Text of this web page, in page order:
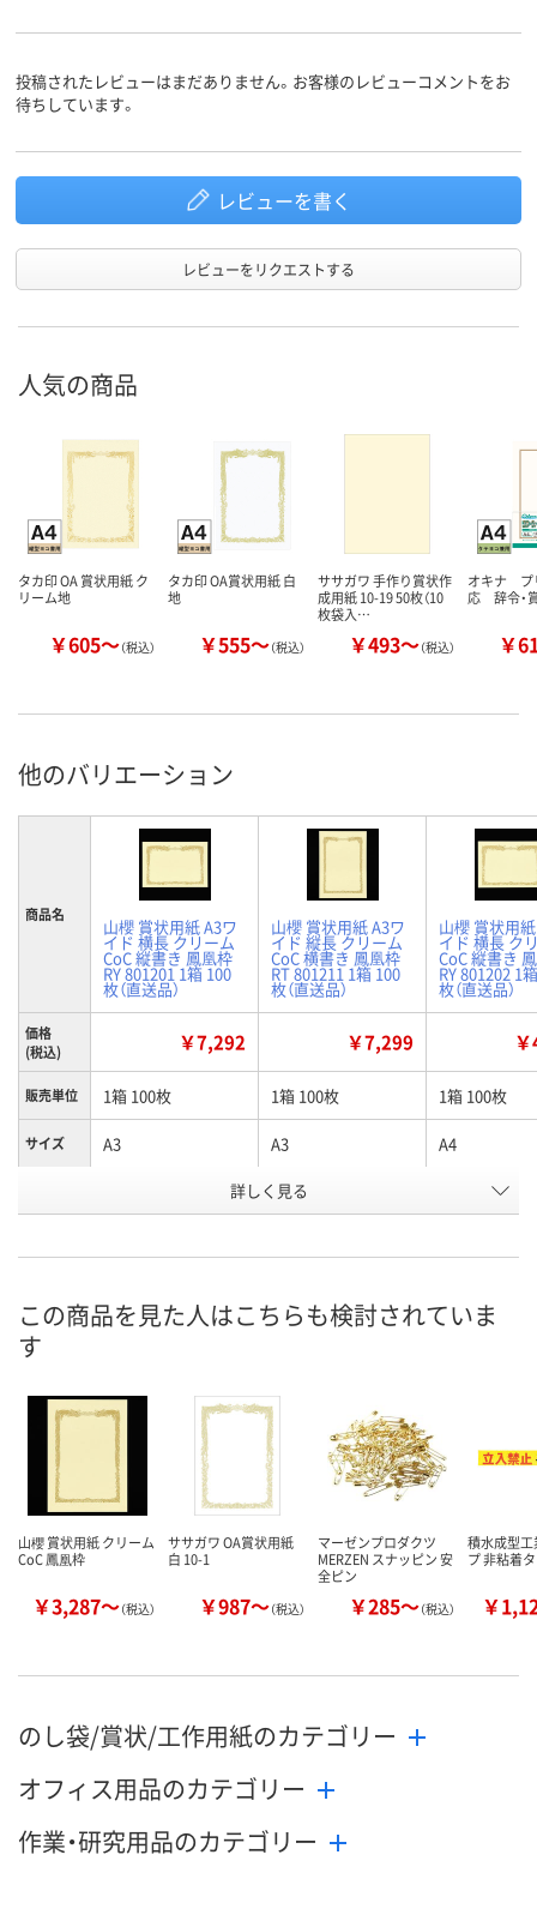
投稿されたレビューはまだありません。お客様のレビューコメントをお
待ちしています。
レビューを書く
レビューをリクエストする
人気の商品
タカ印 OA 賞状用紙 ク
リーム地
￥605～（税込）
タカ印 OA賞状用紙 白
地
￥555～（税込）
ササガワ 手作り賞状作
成用紙 10-19 50枚（10
枚袋入…
￥493～（税込）
オキナ プ
応 辞令・
￥
他のバリエーション
商品名
山櫻 賞状用紙 A3ワ
イド 横長 クリーム
CoC 縦書き 鳳凰枠
RY 801201 1箱 100
枚（直送品）
山櫻 賞状用紙 A3ワ
イド 縦長 クリーム
CoC 横書き 鳳凰枠
RT 801211 1箱 100
枚（直送品）
山櫻 賞状用
イド 横長 ク
CoC 縦書き
RY 801202 1
枚（直送品）
価格
(税込)
￥7,292 ￥7,299
販売単位 1箱 100枚 1箱 100枚 1箱 100枚
サイズ A3 A3 A4
縦長
HU05664 HU06298 HU05663
在庫 直送品 直送品 直送品
お届け日
数量
カゴへ
数量
カゴへ カ
詳しく見る
この商品を見た人はこちらも検討されていま
す
山櫻 賞状用紙 クリーム
CoC 鳳凰枠
￥3,287～（税込）
ササガワ OA賞状用紙
白 10-1
￥987～（税込）
マーゼンプロダクツ
MERZEN スナッピン 安
全ピン
￥285～（税込）
積水成型
プ 非粘着
￥
のし袋/賞状/工作用紙のカテゴリー
オフィス用品のカテゴリー
作業・研究用品のカテゴリー